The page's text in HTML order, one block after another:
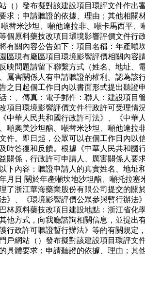
）發布擬對該建設項目環評文件作
；申請聽證的依據、理由；其他相
替米沙坦、噸他達拉非、噸卡馬西平
個原料藥技改項目環境影響評價文件
有關內容公告如下：項目名稱：年產
區現有廠區項目環境影響評價相關內
映問題請留下聯繫方式（姓名、地址
厲害關係人有申請聽證的權利。認為
之日起個工作日內以書面形式提出聽
：、傳真：電子郵件：聯人：建設項
項目環境影響評價文件行政許可受理
中華人民共和國行政許可法》、《中
噸奧美沙坦酯、噸替米沙坦、噸他達
件。即日起，公眾可以在個工作日內
時答復和反饋。根據《中華人民共和
關係，行政許可申請人、厲害關係人
內容：聽證申請人的真實姓名、地
日 關於年產噸坎地沙坦酯、噸托拉
了浙江華海藥業股份有限公司提交的
》、《環境影響評價公眾參與暫行辦
原料藥技改項目建設地點：浙江省
他方式，向我廳諮詢相關信息，並提
行政許可聽證暫行辦法》等的有關規
戶網站（）發布擬對該建設項目環評
具體要求；申請聽證的依據、理由；